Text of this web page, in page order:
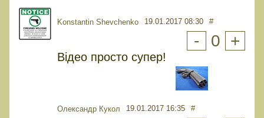
Konstantin Shevchenko 19.01.2017 08:30 #
- 0 +
Відео просто супер!
Олександр Кукол 19.01.2017 16:35 #